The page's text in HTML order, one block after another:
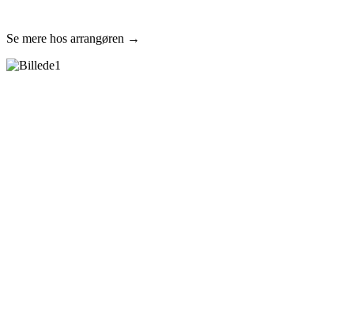
Se mere hos arrangøren →